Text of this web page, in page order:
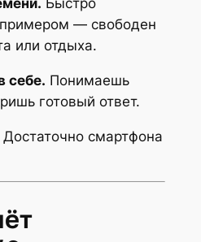
примером — свободен
или отдыха.
себе. Понимаешь
готовый ответ.
Достаточно смартфона